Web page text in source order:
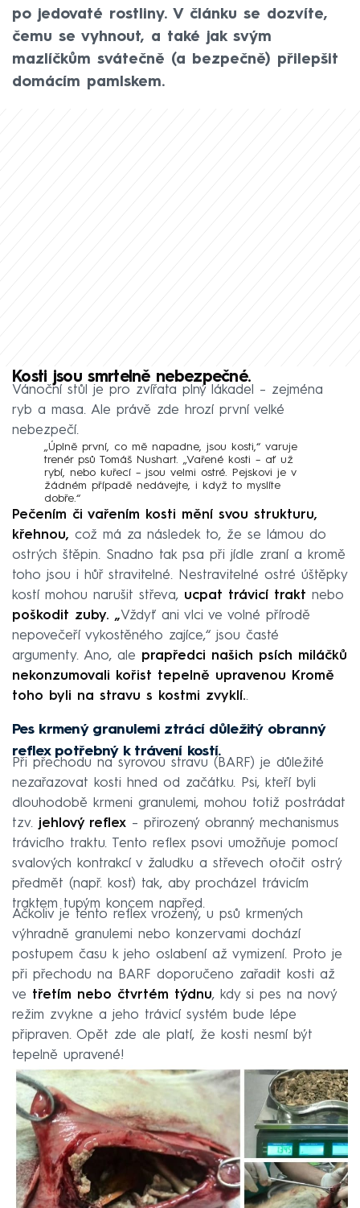
po jedovaté rostliny. V článku se dozvíte,
čemu se vyhnout, a také jak svým
mazlíčkům svátečně (a bezpečně) přilepšit
domácím pamlskem.
Kosti jsou smrtelně nebezpečné.
Vánoční stůl je pro zvířata plný lákadel – zejména
ryb a masa. Ale právě zde hrozí první velké
nebezpečí.
„Úplně první, co mě napadne, jsou kosti,“ varuje
trenér psů Tomáš Nushart. „Vařené kosti – ať už
rybí, nebo kuřecí – jsou velmi ostré. Pejskovi je v
žádném případě nedávejte, i když to myslíte
dobře.“
Pečením či vařením kosti mění svou strukturu,
křehnou, což má za následek to, že se lámou do
ostrých štěpin. Snadno tak psa při jídle zraní a kromě
toho jsou i hůř stravitelné. Nestravitelné ostré úštěpky
kostí mohou narušit střeva, ucpat trávicí trakt nebo
poškodit zuby. „Vždyť ani vlci ve volné přírodě
nepovečeří vykostěného zajíce,“ jsou časté
argumenty. Ano, ale prapředci našich psích miláčků
nekonzumovali kořist tepelně upravenou Kromě
toho byli na stravu s kostmi zvyklí..
Pes krmený granulemi ztrácí důležitý obranný
reflex potřebný k trávení kostí.
Při přechodu na syrovou stravu (BARF) je důležité
nezařazovat kosti hned od začátku. Psi, kteří byli
dlouhodobě krmeni granulemi, mohou totiž postrádat
tzv. jehlový reflex – přirozený obranný mechanismus
trávicího traktu. Tento reflex psovi umožňuje pomocí
svalových kontrakcí v žaludku a střevech otočit ostrý
předmět (např. kost) tak, aby procházel trávicím
traktem tupým koncem napřed.
Ačkoliv je tento reflex vrozený, u psů krmených
výhradně granulemi nebo konzervami dochází
postupem času k jeho oslabení až vymizení. Proto je
při přechodu na BARF doporučeno zařadit kosti až
ve třetím nebo čtvrtém týdnu, kdy si pes na nový
režim zvykne a jeho trávicí systém bude lépe
připraven. Opět zde ale platí, že kosti nesmí být
tepelně upravené!